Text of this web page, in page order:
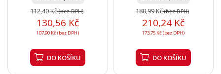
112,40 Kč(bez DPH)
130,56 Kč
107,90 Kč (bez DPH)
DO KOŠÍKU
180,99 Kč(bez DPH)
210,24 Kč
173,75 Kč (bez DPH)
DO KOŠÍKU